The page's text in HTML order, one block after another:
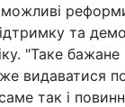
та
"Таке бажане
видаватися
так і